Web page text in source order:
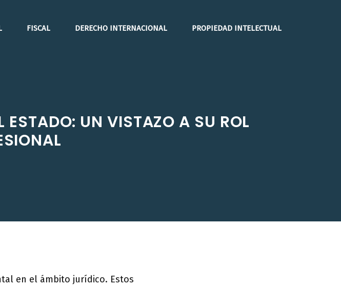
FISCAL DERECHO INTERNACIONAL PROPIEDAD INTELECTUAL
ESTADO: UN VISTAZO A SU ROL
en el ámbito jurídico. Estos